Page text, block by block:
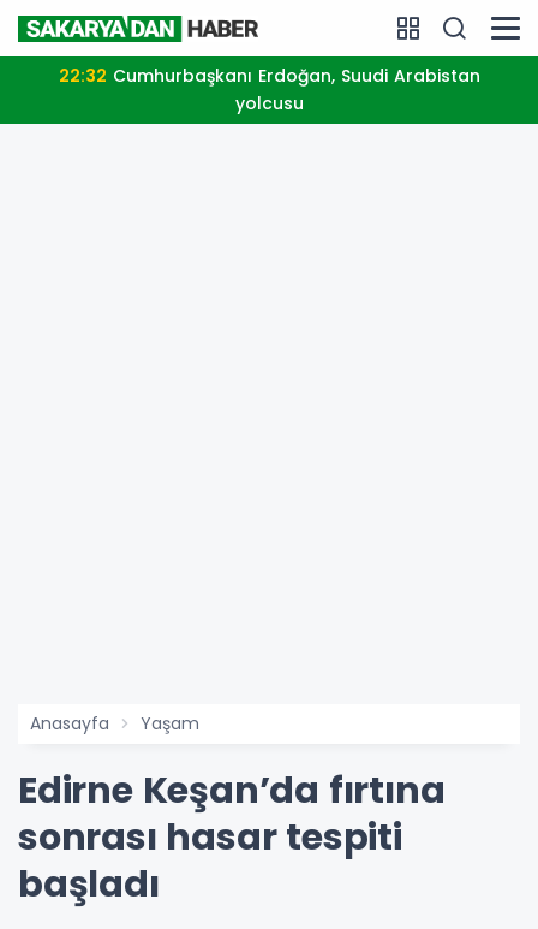
22:32
yolcusu
Anasayfa Yaşam
Edirne Keşan’da fırtına
sonrası hasar tespiti
başladı